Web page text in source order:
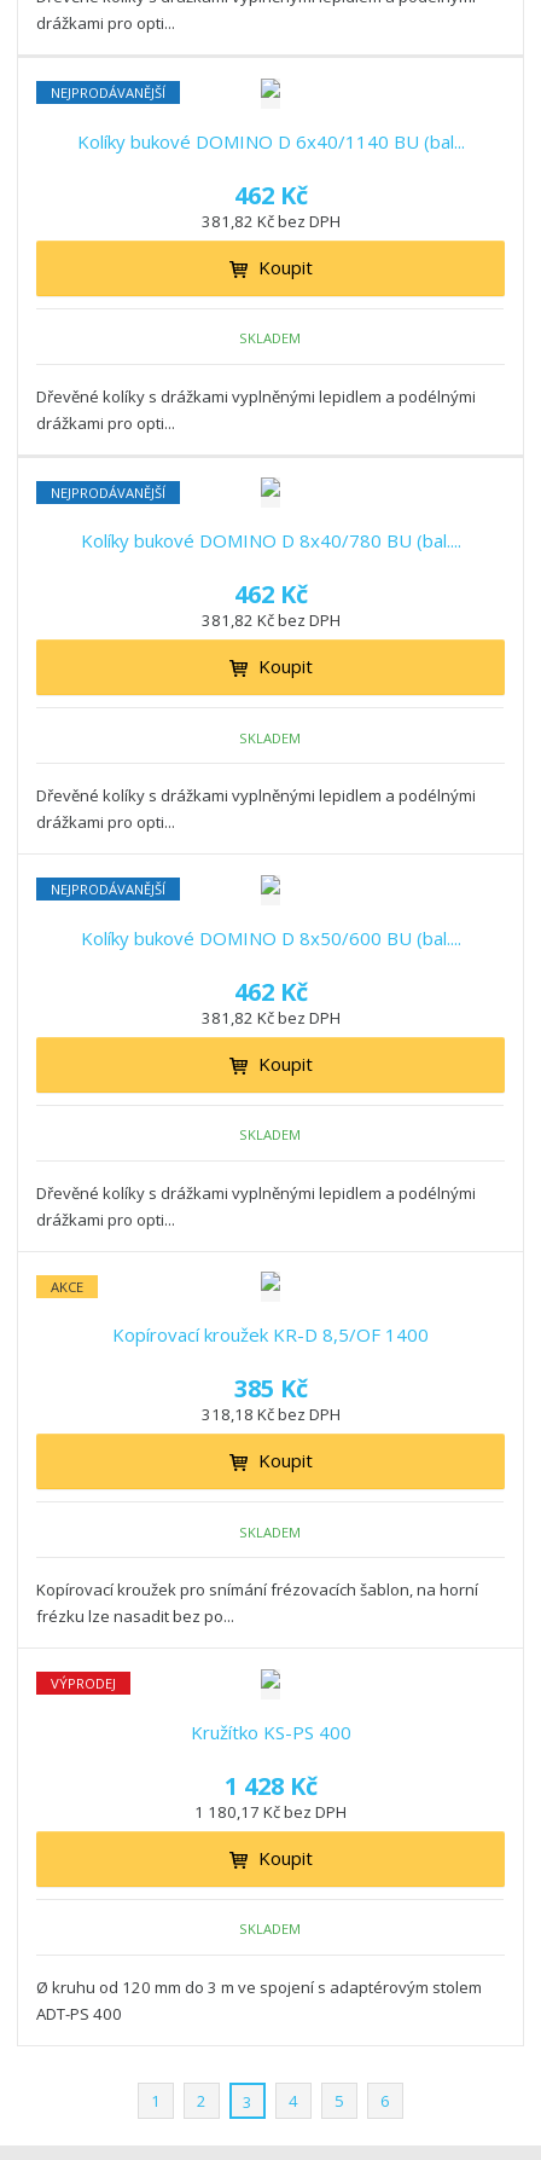
drážkami pro opti...
NEJPRODÁVANĚJŠÍ
Kolíky bukové DOMINO D 6x40/1140 BU (bal...
462 Kč
381,82 Kč bez DPH
Koupit
SKLADEM
Dřevěné kolíky s drážkami vyplněnými lepidlem a podélnými
drážkami pro opti...
NEJPRODÁVANĚJŠÍ
Kolíky bukové DOMINO D 8x40/780 BU (bal....
462 Kč
381,82 Kč bez DPH
Koupit
SKLADEM
Dřevěné kolíky s drážkami vyplněnými lepidlem a podélnými
drážkami pro opti...
NEJPRODÁVANĚJŠÍ
Kolíky bukové DOMINO D 8x50/600 BU (bal....
462 Kč
381,82 Kč bez DPH
Koupit
SKLADEM
Dřevěné kolíky s drážkami vyplněnými lepidlem a podélnými
drážkami pro opti...
AKCE
Kopírovací kroužek KR-D 8,5/OF 1400
385 Kč
318,18 Kč bez DPH
Koupit
SKLADEM
Kopírovací kroužek pro snímání frézovacích šablon, na horní
frézku lze nasadit bez po...
VÝPRODEJ
Kružítko KS-PS 400
1 428 Kč
1 180,17 Kč bez DPH
Koupit
SKLADEM
Ø kruhu od 120 mm do 3 m ve spojení s adaptérovým stolem
ADT-PS 400
1 2 3 4 5 6